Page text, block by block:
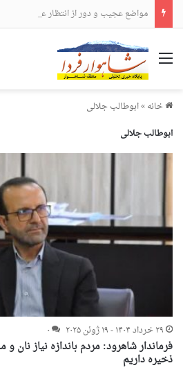
مواضع عجیب و دور از انتظار علی لاریجانی
منو
خانه»ابوطالب جلالی
ابوطالب جلالی
۲۹ خرداد ۱۴۰۴ - ۱۹ ژوئن ۲۰۲۵
۰
فرماندار شاهرود: مردم باندازه نیاز نان و
ذخیره داریم